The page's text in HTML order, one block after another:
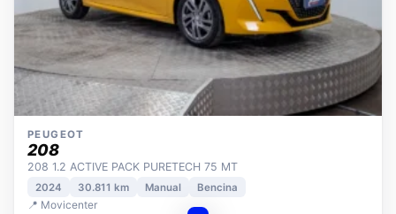
PEUGEOT
208
208 1.2 ACTIVE PACK PURETECH 75 MT
2024 30.811 km